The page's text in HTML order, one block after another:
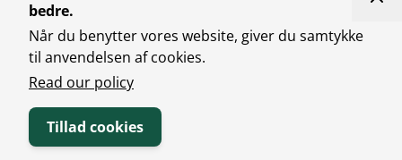
bedre.
Når du benytter vores website, giver du samtykke
til anvendelsen af cookies.
Read our policy
Tillad cookies
©2025 Carstensens Tehandel
Handelsbetingelser